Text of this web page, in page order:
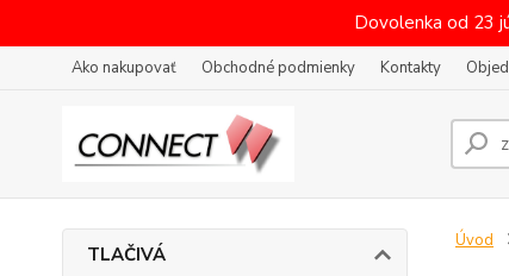
Dovolenka od 23
Ako nakupovať Obchodné podmienky Kontakty
TLAČIVÁ
Úvod